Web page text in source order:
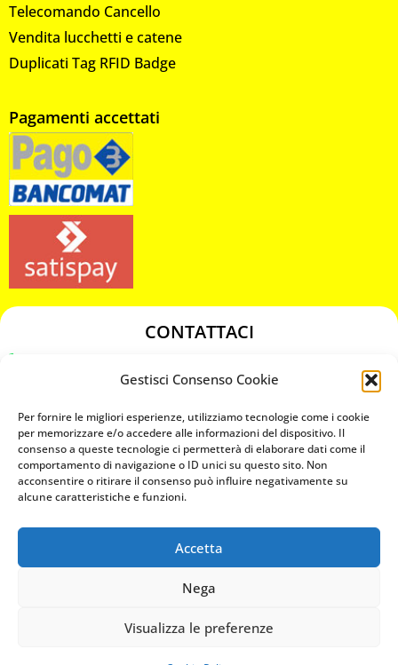
Gestisci Consenso Cookie
Per fornire le migliori esperienze, utilizziamo tecnologie come i cookie
per memorizzare e/o accedere alle informazioni del dispositivo. Il
consenso a queste tecnologie ci permetterà di elaborare dati come il
comportamento di navigazione o ID unici su questo sito. Non
acconsentire o ritirare il consenso può influire negativamente su
alcune caratteristiche e funzioni.
Accetta
Nega
Visualizza le preferenze
Telecomando Cancello
Vendita lucchetti e catene
Duplicati Tag RFID Badge
Pagamenti accettati
CONTATTACI
chiavicodificate@gmail.com
Privacy Policy
Cookie Policy
MAPS
CHIAMA ORA